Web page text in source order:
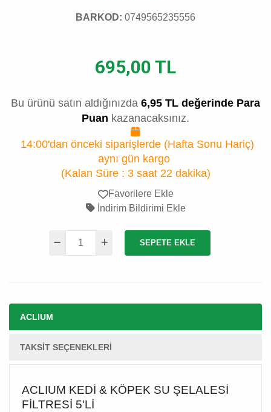
BARKOD: 0749565235556
695,00 TL
Bu ürünü satın aldığınızda 6,95 TL değerinde Para
Puan kazanacaksınız.
14:00'dan önceki siparişlerde (Hafta Sonu Hariç)
aynı gün kargo
(Kalan Süre : 3 saat 22 dakika)
Favorilere Ekle
İndirim Bildirimi Ekle
SEPETE EKLE
ACLIUM
TAKSIT SEÇENEKLERI
ACLIUM KEDİ & KÖPEK SU ŞELALESİ
FİLTRESİ 5'Lİ